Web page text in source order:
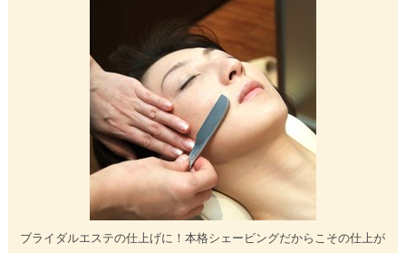
ブライダルエステの仕上げに！本格シェービングだからこその仕上が